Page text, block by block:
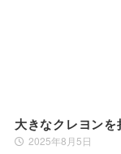
大きなクレヨンを
2025年8月5日